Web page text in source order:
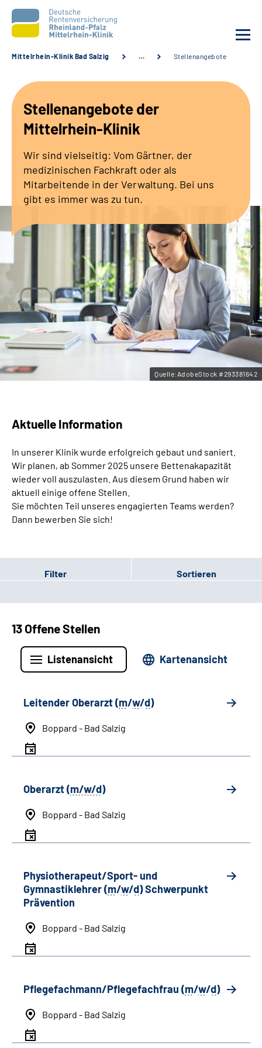
Unsere Angebote
Karriere
Zuweisende &
Leichte Sprache
Gebärdensprache
Mittelrhein-Klinik Bad Salzig … Stellenangebote
Stellenangebote der
Mittelrhein-Klinik
Wir sind vielseitig: Vom Gärtner, der
medizinischen Fachkraft oder als
Mitarbeitende in der Verwaltung. Bei uns
gibt es immer was zu tun.
Quelle:AdobeStock #293381642
Aktuelle Information
In unserer Klinik wurde erfolgreich gebaut und saniert.
Wir planen, ab Sommer 2025 unsere Bettenakapazität
wieder voll auszulasten. Aus diesem Grund haben wir
aktuell einige offene Stellen.
Sie möchten Teil unseres engagierten Teams werden?
Dann bewerben Sie sich!
Filter Sortieren
13 Offene Stellen
Listenansicht Kartenansicht
Leitender Oberarzt (m/w/d)
Boppard - Bad Salzig
Oberarzt (m/w/d)
Boppard - Bad Salzig
Physiotherapeut/Sport- und
Gymnastiklehrer (m/w/d) Schwerpunkt
Prävention
Boppard - Bad Salzig
Pflegefachmann/Pflegefachfrau (m/w/d)
Boppard - Bad Salzig